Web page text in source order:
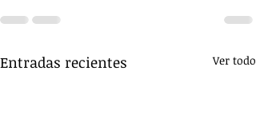
Entradas recientes Ver todo